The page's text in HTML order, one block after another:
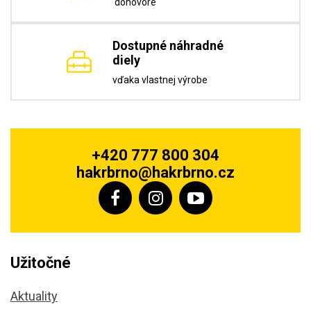
dohovore
Dostupné náhradné
diely
vďaka vlastnej výrobe
+420 777 800 304
hakrbrno@hakrbrno.cz
Užitočné
Aktuality